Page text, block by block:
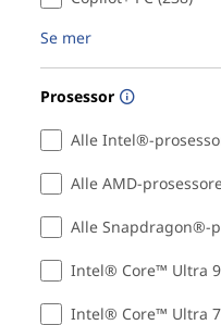
Se mer
Prosessor
Alle Intel®-
Alle AMD-
Alle Snapdragon®-
Intel® Core™ Ultra
Intel® Core™ Ultra